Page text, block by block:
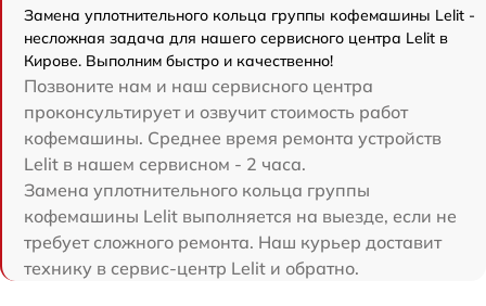
Замена уплотнительного кольца группы кофемашины Lelit -
несложная задача для нашего сервисного центра Lelit в
Кирове. Выполним быстро и качественно!
Позвоните нам и наш сервисного центра
проконсультирует и озвучит стоимость работ
кофемашины. Среднее время ремонта устройств
Lelit в нашем сервисном - 2 часа.
Замена уплотнительного кольца группы
кофемашины Lelit выполняется на выезде, если не
требует сложного ремонта. Наш курьер доставит
технику в сервис-центр Lelit и обратно.